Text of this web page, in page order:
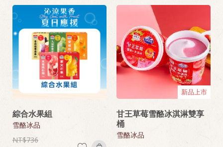
綜合水果組
雪酪冰品
736
新品上市
甘王草莓雪酪冰淇淋雙享
桶
雪酪冰品